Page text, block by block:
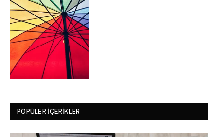
POPÜLER İÇERIKLER